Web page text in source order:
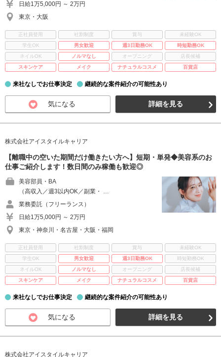
日給1万5,000円 ～ 2万円
東京・大阪
正社員登用 社割制度 賞与
未経験OK
学生OK
男女歓迎 週3日勤務OK
時短勤務OK
ネイルOK
ノルマなし オープニング
店長候補
スキンケア
メイク ナチュラルコスメ 百貨店
来社なしでお仕事決定 継続的な案件紹介の可能性あり
気になる 詳細を見る
株式会社アイスタイルキャリア
【離職中の空いた期間だけ働きたい方へ】短期・単発◆美容系のお
仕事ご紹介します！数日間のみ稼働も歓迎◎
美容部員・BA
（高収入／週3以内OK／副業・ …
業務委託（フリーランス）
日給1万5,000円 ～ 2万円
東京・神奈川・名古屋・大阪・福岡
正社員登用 社割制度 賞与
未経験OK
学生OK
男女歓迎 週3日勤務OK
時短勤務OK
ネイルOK
ノルマなし オープニング
店長候補
スキンケア
メイク ナチュラルコスメ 百貨店
来社なしでお仕事決定 継続的な案件紹介の可能性あり
気になる 詳細を見る
株式会社アイスタイルキャリア